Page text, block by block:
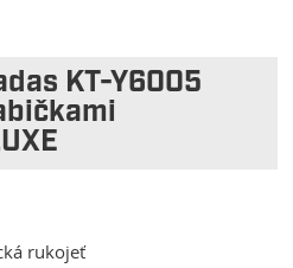
KT-Y6005
rukojeť